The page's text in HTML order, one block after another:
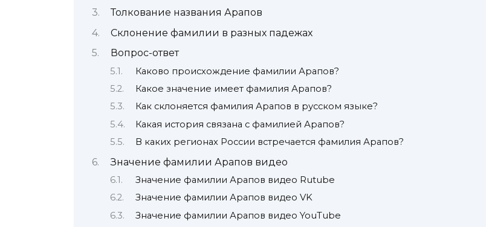
Толкование названия Арапов
Склонение фамилии в разных падежах
Вопрос-ответ
Каково происхождение фамилии Арапов?
Какое значение имеет фамилия Арапов?
Как склоняется фамилия Арапов в русском языке?
Какая история связана с фамилией Арапов?
В каких регионах России встречается фамилия Арапов?
Значение фамилии Арапов видео
Значение фамилии Арапов видео Rutube
Значение фамилии Арапов видео VK
Значение фамилии Арапов видео YouTube